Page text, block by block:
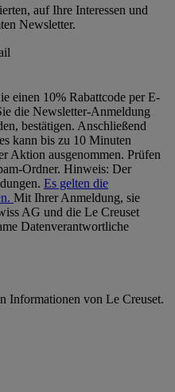
auf Ihre Interessen und
Newsletter.
einen 10% Rabattcode per E-
die Newsletter-Anmeldung
bestätigen. Anschließend
kann bis zu 10 Minuten
Aktion ausgenommen. Prüfen
Ordner. Hinweis: Der
Es gelten die
Mit Ihrer Anmeldung, sie
AG und die Le Creuset
Datenverantwortliche
Informationen von Le Creuset.